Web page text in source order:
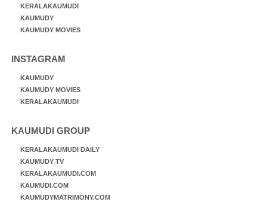
KERALAKAUMUDI
KAUMUDY
KAUMUDY MOVIES
INSTAGRAM
KAUMUDY
KAUMUDY MOVIES
KERALAKAUMUDI
KAUMUDI GROUP
KERALAKAUMUDI DAILY
KAUMUDY TV
KERALAKAUMUDI.COM
KAUMUDI.COM
KAUMUDYMATRIMONY.COM